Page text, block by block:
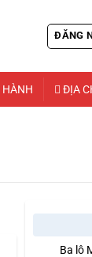
ĐĂNG
HÀNH ĐỊA
Ba lô